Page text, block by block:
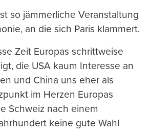
so jämmerliche Veranstaltung
an die sich Paris klammert.
Zeit Europas schrittweise
die USA kaum Interesse an
und China uns eher als
im Herzen Europas
Schweiz nach einem
keine gute Wahl